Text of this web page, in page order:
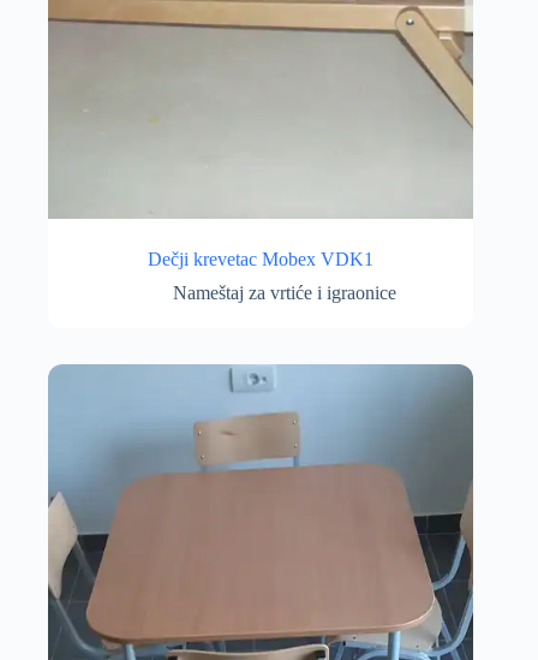
Dečji krevetac Mobex VDK1
Nameštaj za vrtiće i igraonice